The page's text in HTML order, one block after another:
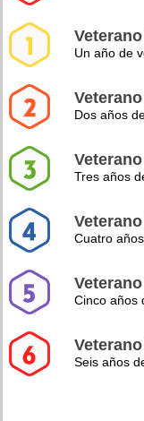
Un año de
Dos años
Tres años
Cuatro
Cinco años
Seis años